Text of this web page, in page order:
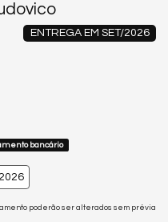
ENTREGA EM SET/2026
bancário
poderão ser alterados sem prévia